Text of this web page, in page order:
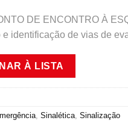
DE ENCONTRO À
identificação de vias de
À LISTA
Sinalética Sinalização